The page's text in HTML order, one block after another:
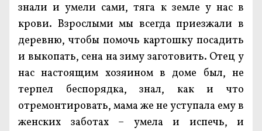
знали и умели сами, тяга к земле у нас в
крови. Взрослыми мы всегда приезжали в
деревню, чтобы помочь картошку посадить
и выкопать, сена на зиму заготовить. Отец у
нас настоящим хозяином в доме был, не
терпел беспорядка, знал, как и что
отремонтировать, мама же не уступала ему в
женских заботах – умела и испечь, и